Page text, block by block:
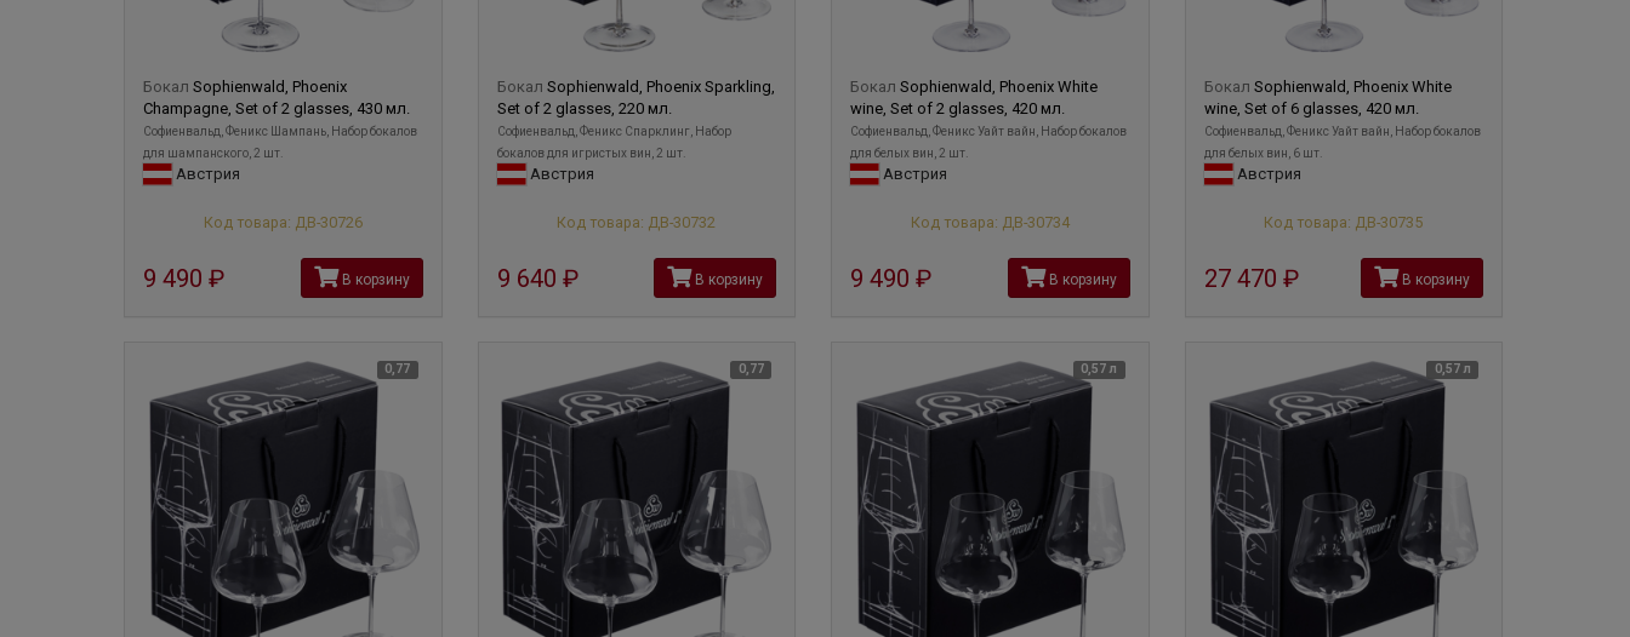
Бокал Sophienwald, Phoenix
Champagne, Set of 2 glasses, 430 мл.
Софиенвальд, Феникс Шампань, Набор бокалов
для шампанского, 2 шт.
Австрия
Код товара: ДВ-30726
9 490 В корзину
Бокал Sophienwald, Phoenix Sparkling,
Set of 2 glasses, 220 мл.
Софиенвальд, Феникс Спарклинг, Набор
бокалов для игристых вин, 2 шт.
Австрия
Код товара: ДВ-30732
9 640 В корзину
Бокал Sophienwald, Phoenix White
wine, Set of 2 glasses, 420 мл.
Софиенвальд, Феникс Уайт вайн, Набор бокалов
для белых вин, 2 шт.
Австрия
Код товара: ДВ-30734
9 490 В корзину
Бокал Sophienwald, Phoenix White
wine, Set of 6 glasses, 420 мл.
Софиенвальд, Феникс Уайт вайн, Набор бокалов
для белых вин, 6 шт.
Австрия
Код товара: ДВ-30735
27 470 В корзину
0,77 0,77 0,57 л 0,57 л